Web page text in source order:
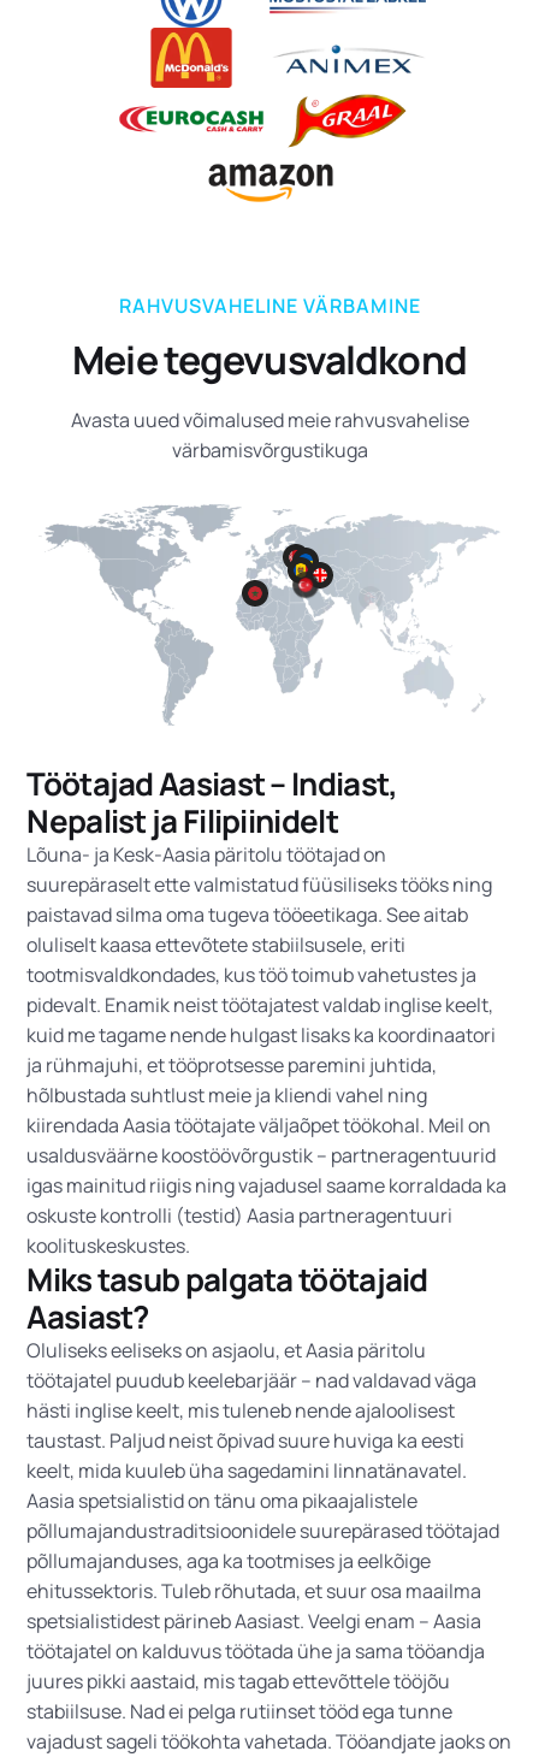
RAHVUSVAHELINE VÄRBAMINE
Meie tegevusvaldkond
Avasta uued võimalused meie rahvusvahelise
värbamisvõrgustikuga
Töötajad Aasiast – Indiast,
Nepalist ja Filipiinidelt
Lõuna- ja Kesk-Aasia päritolu töötajad on
suurepäraselt ette valmistatud füüsiliseks tööks ning
paistavad silma oma tugeva tööeetikaga. See aitab
oluliselt kaasa ettevõtete stabiilsusele, eriti
tootmisvaldkondades, kus töö toimub vahetustes ja
pidevalt. Enamik neist töötajatest valdab inglise keelt,
kuid me tagame nende hulgast lisaks ka koordinaatori
ja rühmajuhi, et tööprotsesse paremini juhtida,
hõlbustada suhtlust meie ja kliendi vahel ning
kiirendada Aasia töötajate väljaõpet töökohal. Meil on
usaldusväärne koostöövõrgustik – partneragentuurid
igas mainitud riigis ning vajadusel saame korraldada ka
oskuste kontrolli (testid) Aasia partneragentuuri
koolituskeskustes.
Miks tasub palgata töötajaid
Aasiast?
Oluliseks eeliseks on asjaolu, et Aasia päritolu
töötajatel puudub keelebarjäär – nad valdavad väga
hästi inglise keelt, mis tuleneb nende ajaloolisest
taustast. Paljud neist õpivad suure huviga ka eesti
keelt, mida kuuleb üha sagedamini linnatänavatel.
Aasia spetsialistid on tänu oma pikaajalistele
põllumajandustraditsioonidele suurepärased töötajad
põllumajanduses, aga ka tootmises ja eelkõige
ehitussektoris. Tuleb rõhutada, et suur osa maailma
spetsialistidest pärineb Aasiast. Veelgi enam – Aasia
töötajatel on kalduvus töötada ühe ja sama tööandja
juures pikki aastaid, mis tagab ettevõttele tööjõu
stabiilsuse. Nad ei pelga rutiinset tööd ega tunne
vajadust sageli töökohta vahetada. Tööandjate jaoks on